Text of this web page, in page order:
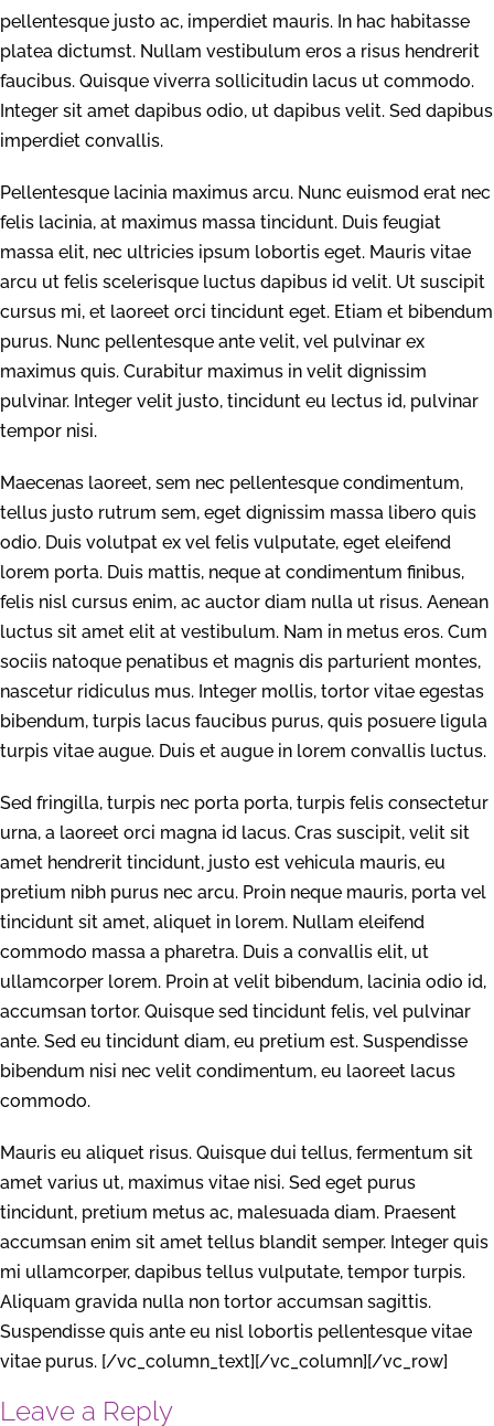
pellentesque justo ac, imperdiet mauris. In hac habitasse
platea dictumst. Nullam vestibulum eros a risus hendrerit
faucibus. Quisque viverra sollicitudin lacus ut commodo.
Integer sit amet dapibus odio, ut dapibus velit. Sed dapibus
imperdiet convallis.
Pellentesque lacinia maximus arcu. Nunc euismod erat nec
felis lacinia, at maximus massa tincidunt. Duis feugiat
massa elit, nec ultricies ipsum lobortis eget. Mauris vitae
arcu ut felis scelerisque luctus dapibus id velit. Ut suscipit
cursus mi, et laoreet orci tincidunt eget. Etiam et bibendum
purus. Nunc pellentesque ante velit, vel pulvinar ex
maximus quis. Curabitur maximus in velit dignissim
pulvinar. Integer velit justo, tincidunt eu lectus id, pulvinar
tempor nisi.
Maecenas laoreet, sem nec pellentesque condimentum,
tellus justo rutrum sem, eget dignissim massa libero quis
odio. Duis volutpat ex vel felis vulputate, eget eleifend
lorem porta. Duis mattis, neque at condimentum finibus,
felis nisl cursus enim, ac auctor diam nulla ut risus. Aenean
luctus sit amet elit at vestibulum. Nam in metus eros. Cum
sociis natoque penatibus et magnis dis parturient montes,
nascetur ridiculus mus. Integer mollis, tortor vitae egestas
bibendum, turpis lacus faucibus purus, quis posuere ligula
turpis vitae augue. Duis et augue in lorem convallis luctus.
Sed fringilla, turpis nec porta porta, turpis felis consectetur
urna, a laoreet orci magna id lacus. Cras suscipit, velit sit
amet hendrerit tincidunt, justo est vehicula mauris, eu
pretium nibh purus nec arcu. Proin neque mauris, porta vel
tincidunt sit amet, aliquet in lorem. Nullam eleifend
commodo massa a pharetra. Duis a convallis elit, ut
ullamcorper lorem. Proin at velit bibendum, lacinia odio id,
accumsan tortor. Quisque sed tincidunt felis, vel pulvinar
ante. Sed eu tincidunt diam, eu pretium est. Suspendisse
bibendum nisi nec velit condimentum, eu laoreet lacus
commodo.
Mauris eu aliquet risus. Quisque dui tellus, fermentum sit
amet varius ut, maximus vitae nisi. Sed eget purus
tincidunt, pretium metus ac, malesuada diam. Praesent
accumsan enim sit amet tellus blandit semper. Integer quis
mi ullamcorper, dapibus tellus vulputate, tempor turpis.
Aliquam gravida nulla non tortor accumsan sagittis.
Suspendisse quis ante eu nisl lobortis pellentesque vitae
vitae purus. [/vc_column_text][/vc_column][/vc_row]
Leave a Reply